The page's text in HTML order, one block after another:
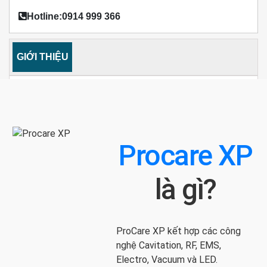
Hotline:0914 999 366
GIỚI THIỆU
Procare XP
là gì?
ProCare XP kết hợp các công
nghệ Cavitation, RF, EMS,
Electro, Vacuum và LED.